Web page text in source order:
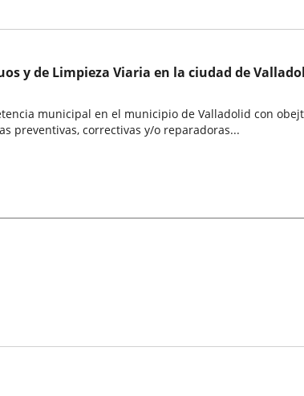
y de Limpieza Viaria en la ciudad de
municipal en el municipio de Valladolid con
preventivas, correctivas y/o reparadoras...